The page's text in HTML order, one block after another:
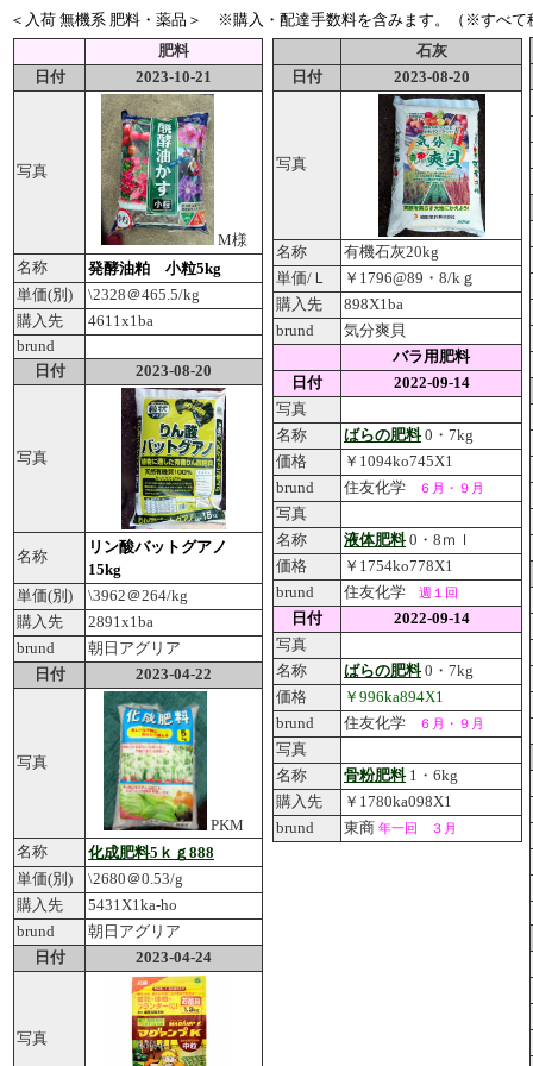
＜入荷 無機系 肥料・薬品＞ ※購入・配達手数料を含みます。（※すべ
肥料
日付
2023-10-21
写真
M様
名称
発酵油粕 小粒5kg
単価(別)
\2328＠465.5/kg
購入先
4611x1ba
brund
日付
2023-08-20
写真
名称
リン酸バットグアノ
15kg
単価(別)
\3962＠264/kg
購入先
2891x1ba
brund
朝日アグリア
日付
2023-04-22
写真
PKM
名称
化成肥料5ｋｇ888
単価(別)
\2680＠0.53/g
購入先
5431X1ka-ho
brund
朝日アグリア
日付
2023-04-24
写真
石灰
日付
2023-08-20
写真
名称
有機石灰20kg
単価/Ｌ
￥1796@89・8/kｇ
購入先
898X1ba
brund
気分爽貝
バラ用肥料
日付
2022-09-14
写真
名称
ばらの肥料0・7kg
価格
￥1094ko745X1
brund
住友化学 ６月・９月
写真
名称
液体肥料0・8ｍｌ
価格
￥1754ko778X1
brund
住友化学 週１回
日付
2022-09-14
写真
名称
ばらの肥料0・7kg
価格
￥996ka894X1
brund
住友化学 ６月・９月
写真
名称
骨粉肥料1・6kg
購入先
￥1780ka098X1
brund
東商 年一回 ３月